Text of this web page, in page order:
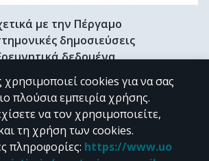
με την Πέργαμο
δημοσιεύσεις
δεδομένα
διατριβές & Γκρίζα βιβλιογραφία
Προφίλ Ερευνητή
CC BY-NC 4.0
cookies για να σας
πλούσια εμπειρία χρήσης.
να τον χρησιμοποιείτε,
τη χρήση των cookies.
πληροφορίες: https://www.uo